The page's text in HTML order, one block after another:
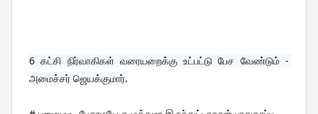
6 கட்சி நிர்வாகிகள் வரையறைக்கு உட்பட்டு பேச வேண்டும் -
அமைச்சர் ஜெயக்குமார்.